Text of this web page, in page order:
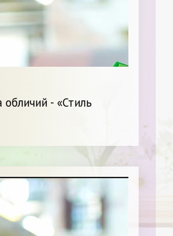
- «Стиль